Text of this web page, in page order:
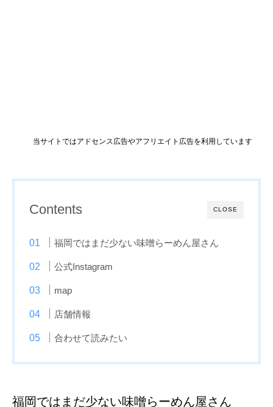
当サイトではアドセンス広告やアフリエイト広告を利用しています
CLOSE
Contents
福岡ではまだ少ない味噌らーめん屋さん
公式Instagram
map
店舗情報
合わせて読みたい
福岡ではまだ少ない味噌らーめん屋さん